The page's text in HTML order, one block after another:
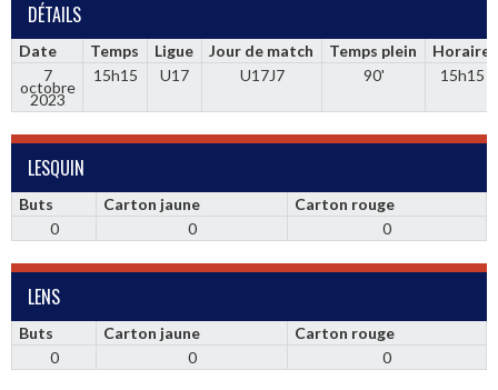
DÉTAILS
Date Temps Ligue Jour de match Temps plein
Horaire
7
octobre
2023
15h15 U17 U17J7 90' 15h15
LESQUIN
Buts Carton jaune
Carton rouge
0
0 0
LENS
Buts Carton jaune
Carton rouge
0
0 0